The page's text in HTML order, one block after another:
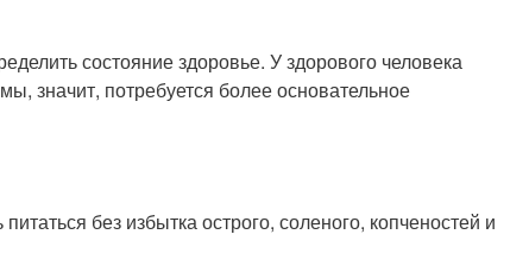
состояние здоровье. У здорового человека
значит, потребуется более основательное
питаться без избытка острого, соленого, копченостей и